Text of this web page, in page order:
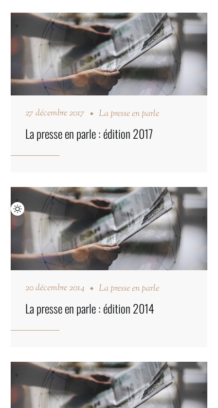
27 décembre 2017 La presse en parle
La presse en parle : édition 2017
20 décembre 2014 La presse en parle
La presse en parle : édition 2014